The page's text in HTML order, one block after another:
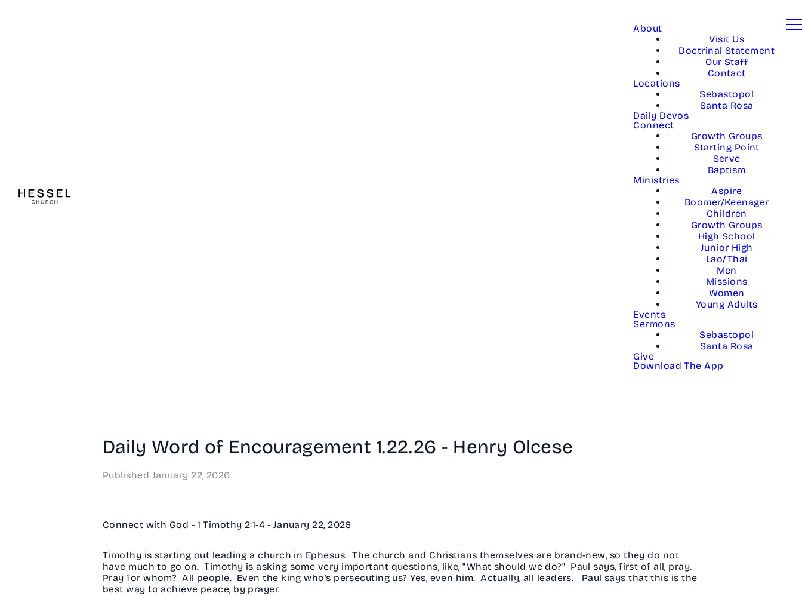
About
Visit Us
Doctrinal Statement
Our Staff
Contact
Locations
Sebastopol
Santa Rosa
Daily Devos
Connect
Growth Groups
Starting Point
Serve
Baptism
Ministries
Aspire
Boomer/Keenager
Children
Growth Groups
High School
Junior High
Lao/Thai
Men
Missions
Women
Young Adults
Events
Sermons
Sebastopol
Santa Rosa
Give
Download The App
Daily Word of Encouragement 1.22.26 - Henry Olcese
Published January 22, 2026
Connect with God - 1 Timothy 2:1-4 - January 22, 2026
Timothy is starting out leading a church in Ephesus. The church and Christians themselves are brand-new, so they do not
have much to go on. Timothy is asking some very important questions, like, "What should we do?" Paul says, first of all, pray.
Pray for whom? All people. Even the king who's persecuting us? Yes, even him. Actually, all leaders. Paul says that this is the
best way to achieve peace, by prayer.